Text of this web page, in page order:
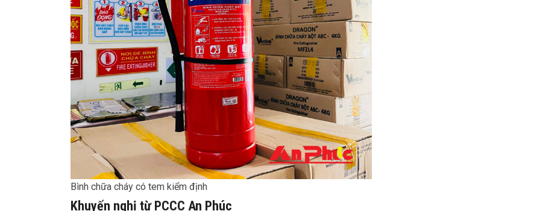
Bình chữa cháy có tem kiểm định
Khuyến nghị từ PCCC An Phúc